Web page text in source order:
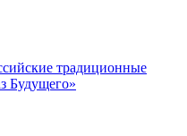
традиционные
Будущего»